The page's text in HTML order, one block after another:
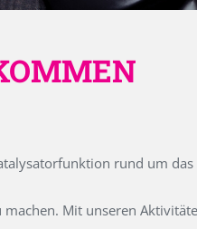
rund um
Mit unseren